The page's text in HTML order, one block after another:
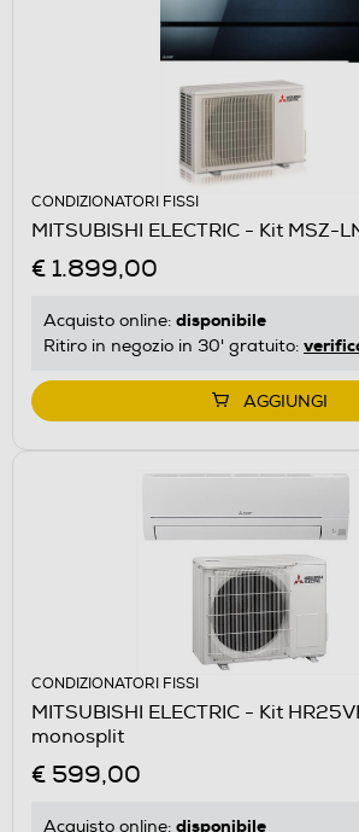
CONDIZIONATORI FISSI
MITSUBISHI ELECTRIC - Kit
€ 1.899,00
Acquisto online: disponibile
Ritiro in negozio in 30' gratuito:
AGGIUNGI
CONDIZIONATORI FISSI
MITSUBISHI ELECTRIC - Kit HR25VF Climatizzatore
monosplit
€ 599,00
Acquisto online: disponibile